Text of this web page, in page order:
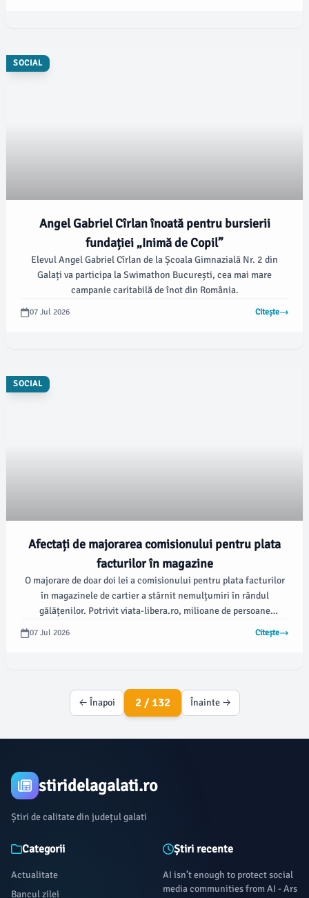
SOCIAL
Angel Gabriel Cîrlan înoată pentru bursierii
fundației „Inimă de Copil”
Elevul Angel Gabriel Cîrlan de la Școala Gimnazială Nr. 2 din
Galați va participa la Swimathon București, cea mai mare
campanie caritabilă de înot din România.
07 Jul 2026 Citește
SOCIAL
Afectați de majorarea comisionului pentru plata
facturilor în magazine
O majorare de doar doi lei a comisionului pentru plata facturilor
în magazinele de cartier a stârnit nemulțumiri în rândul
gălățenilor. Potrivit viata-libera.ro, milioane de persoane
07 Jul 2026 Citește
← Înapoi 2 / 132 Înainte →
stiridelagalati.ro
Știri de calitate din județul galati
Categorii
Actualitate
Bancul zilei
Știri recente
AI isn’t enough to protect social
media communities from AI - Ars